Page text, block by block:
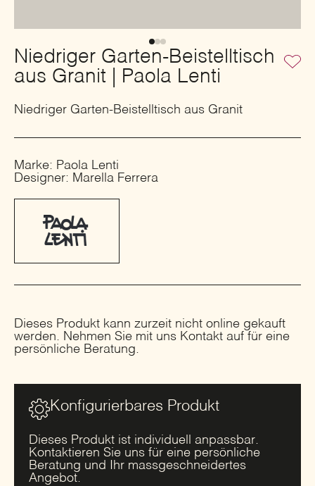
Niedriger Garten-Beistelltisch
aus Granit | Paola Lenti
Niedriger Garten-Beistelltisch aus Granit
Marke: Paola Lenti
Designer: Marella Ferrera
Dieses Produkt kann zurzeit nicht online gekauft
werden. Nehmen Sie mit uns Kontakt auf für eine
persönliche Beratung.
Konfigurierbares Produkt
Dieses Produkt ist individuell anpassbar.
Kontaktieren Sie uns für eine persönliche
Beratung und Ihr massgeschneidertes
Angebot.